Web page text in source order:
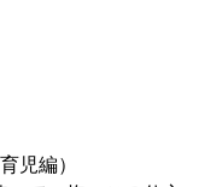
児編）